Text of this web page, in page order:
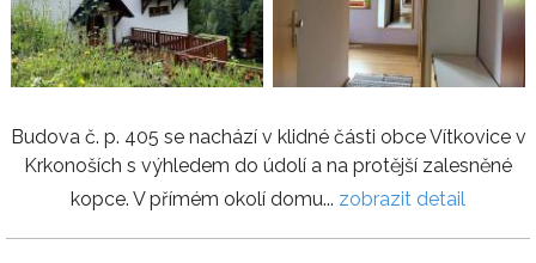
Budova č. p. 405 se nachází v klidné části obce Vítkovice v
Krkonoších s výhledem do údolí a na protější zalesněné
kopce. V přímém okolí domu... zobrazit detail